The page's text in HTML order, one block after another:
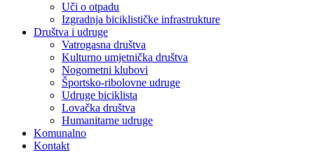
Uči o otpadu
Izgradnja biciklističke infrastrukture
Društva i udruge
Vatrogasna društva
Kulturno umjetnička društva
Nogometni klubovi
Športsko-ribolovne udruge
Udruge biciklista
Lovačka društva
Humanitarne udruge
Komunalno
Kontakt